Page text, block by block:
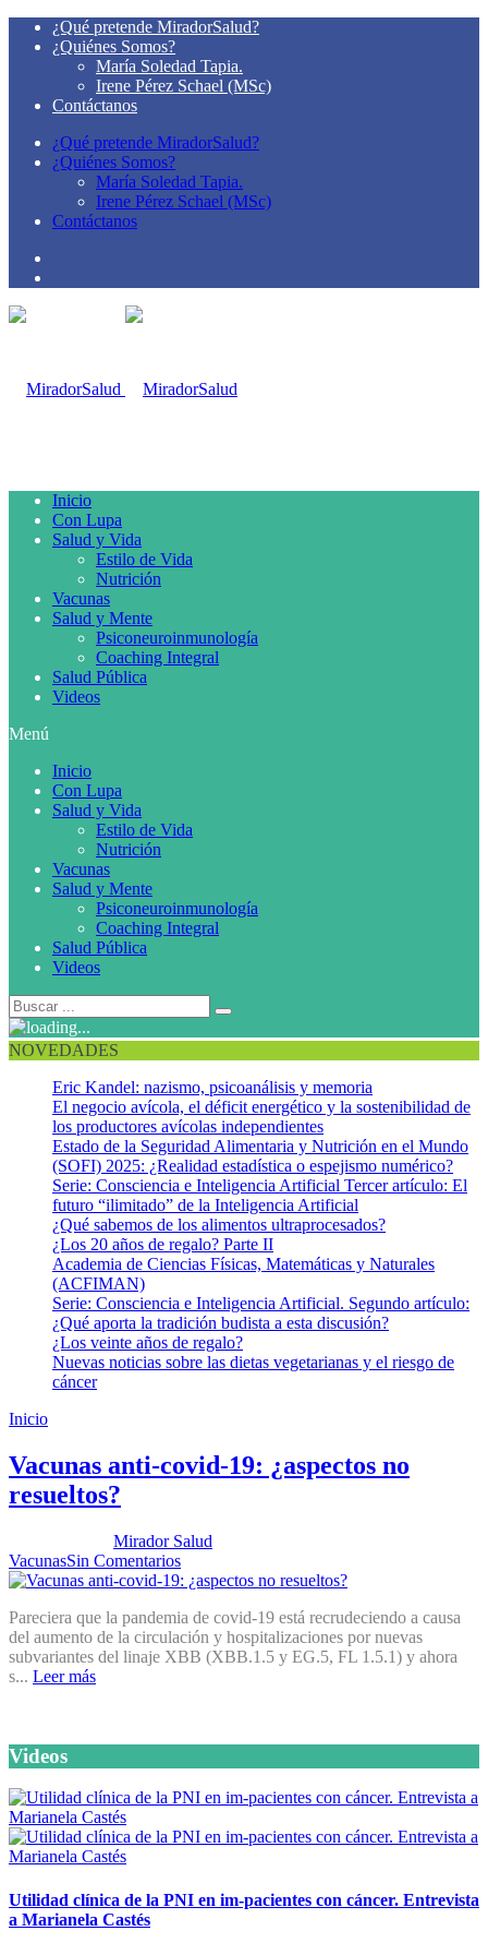
¿Qué pretende MiradorSalud?
¿Quiénes Somos?
María Soledad Tapia.
Irene Pérez Schael (MSc)
Contáctanos
¿Qué pretende MiradorSalud?
¿Quiénes Somos?
María Soledad Tapia.
Irene Pérez Schael (MSc)
Contáctanos
Inicio
Con Lupa
Salud y Vida
Estilo de Vida
Nutrición
Vacunas
Salud y Mente
Psiconeuroinmunología
Coaching Integral
Salud Pública
Videos
Menú
Inicio
Con Lupa
Salud y Vida
Estilo de Vida
Nutrición
Vacunas
Salud y Mente
Psiconeuroinmunología
Coaching Integral
Salud Pública
Videos
NOVEDADES
Eric Kandel: nazismo, psicoanálisis y memoria
El negocio avícola, el déficit energético y la sostenibilidad de
los productores avícolas independientes
Estado de la Seguridad Alimentaria y Nutrición en el Mundo
(SOFI) 2025: ¿Realidad estadística o espejismo numérico?
Serie: Consciencia e Inteligencia Artificial Tercer artículo: El
futuro “ilimitado” de la Inteligencia Artificial
¿Qué sabemos de los alimentos ultraprocesados?
¿Los 20 años de regalo? Parte II
Academia de Ciencias Físicas, Matemáticas y Naturales
(ACFIMAN)
Serie: Consciencia e Inteligencia Artificial. Segundo artículo:
¿Qué aporta la tradición budista a esta discusión?
¿Los veinte años de regalo?
Nuevas noticias sobre las dietas vegetarianas y el riesgo de
cáncer
Inicio
Vacunas anti-covid-19: ¿aspectos no
resueltos?
Mirador Salud
VacunasSin Comentarios
Pareciera que la pandemia de covid-19 está recrudeciendo a causa
del aumento de la circulación y hospitalizaciones por nuevas
subvariantes del linaje XBB (XBB.1.5 y EG.5, FL 1.5.1) y ahora
s... Leer más
Videos
Utilidad clínica de la PNI en im-pacientes con cáncer. Entrevista
a Marianela Castés